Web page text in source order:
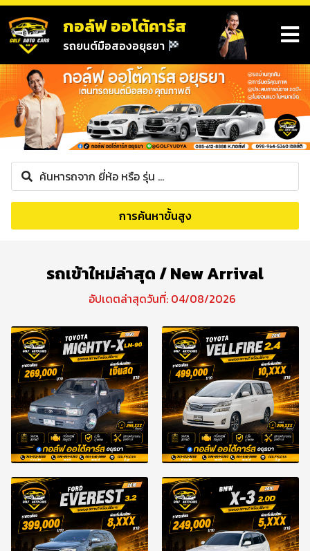
กอล์ฟ ออโต้คาร์ส
รถยนต์มือสองอยุธยา
การค้นหาขั้นสูง
รถเข้าใหม่ล่าสุด / New Arrival
อัปเดตล่าสุดวันที่: 04/08/2026